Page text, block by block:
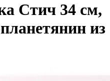
Стич 34 см,
из